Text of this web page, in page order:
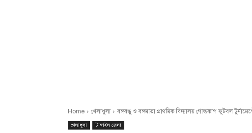
Home খেলাধুলা বঙ্গবন্ধু ও বঙ্গমাতা প্রাথমিক বিদ্যালয় গোল্ডকাপ ফুটবল
খেলাধুলা টাঙ্গাইল জেলা